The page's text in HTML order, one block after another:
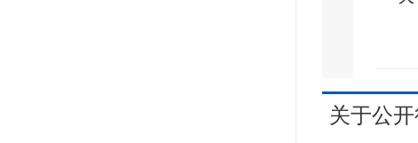
关于公